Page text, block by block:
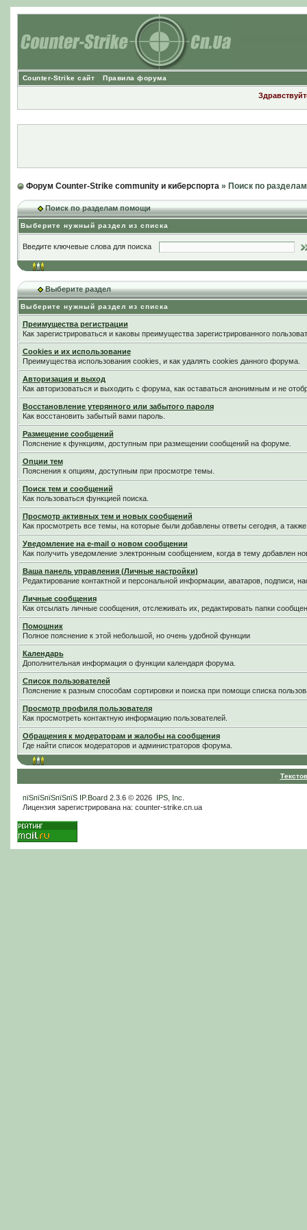
Counter-Strike сайт Правила форума
Форум Counter-Strike community и киберспорта» Поиск по
Поиск по разделам помощи
Выберите нужный раздел из списка
Введите ключевые слова для поиска
Выберите раздел
Выберите нужный раздел из списка
Преимущества регистрации
Как зарегистрироваться и каковы преимущества зарегистрированного
Cookies и их использование
Преимущества использования cookies, и как удалять cookies данного форума.
Авторизация и выход
Как авторизоваться и выходить с форума, как оставаться анонимным и не
Восстановление утерянного или забытого пароля
Как восстановить забытый вами пароль.
Размещение сообщений
Пояснение к функциям, доступным при размещении сообщений на форуме.
Опции тем
Пояснения к опциям, доступным при просмотре темы.
Поиск тем и сообщений
Как пользоваться функцией поиска.
Просмотр активных тем и новых сообщений
Как просмотреть все темы, на которые были добавлены ответы сегодня, а
Уведомление на е-mail о новом сообщении
Как получить уведомление электронным сообщением, когда в тему добавлен
Ваша панель управления (Личные настройки)
Редактирование контактной и персональной информации, аватаров, подписи,
Личные сообщения
Как отсылать личные сообщения, отслеживать их, редактировать папки
Помошник
Полное пояснение к этой небольшой, но очень удобной функции
Календарь
Дополнительная информация о функции календаря форума.
Список пользователей
Пояснение к разным способам сортировки и поиска при помощи списка
Просмотр профиля пользователя
Как просмотреть контактную информацию пользователей.
Обращения к модераторам и жалобы на сообщения
Где найти список модераторов и администраторов форума.
пїЅпїЅпїЅпїЅпїЅ IP.Board2.3.6 © 2026 IPS, Inc
Лицензия зарегистрирована на: counter-strike.cn.ua